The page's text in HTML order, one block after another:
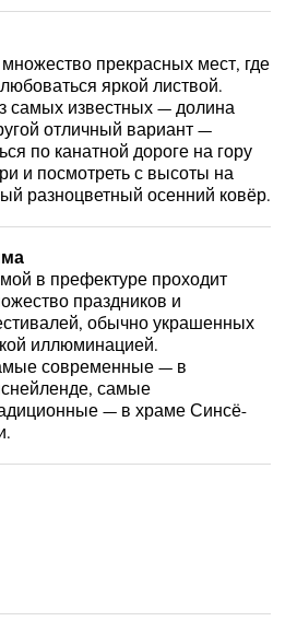
прекрасных мест, где
яркой листвой.
самых известных — долина
отличный вариант —
по канатной дороге на гору
и посмотреть с высоты на
разноцветный осенний ковёр.
в префектуре проходит
праздников и
обычно украшенных
иллюминацией.
современные — в
самые
— в храме Синсё-